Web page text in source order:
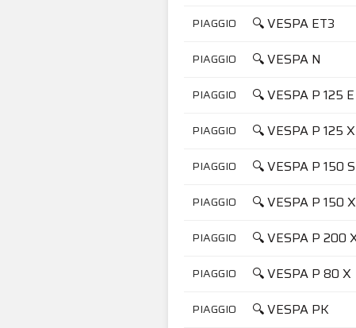
PIAGGIO 🔍 VESPA ET3
PIAGGIO 🔍 VESPA N
PIAGGIO 🔍 VESPA P 125 E
PIAGGIO 🔍 VESPA P 125 X
PIAGGIO 🔍 VESPA P 150 S
PIAGGIO 🔍 VESPA P 150 X
PIAGGIO 🔍 VESPA P 200
PIAGGIO 🔍 VESPA P 80 X
PIAGGIO 🔍 VESPA PK